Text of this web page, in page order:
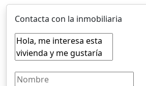
Contacta con la inmobiliaria